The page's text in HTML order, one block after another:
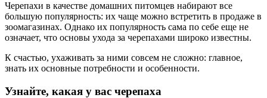
Черепахи в качестве домашних питомцев набирают все
большую популярность: их чаще можно встретить в продаже в
зоомагазинах. Однако их популярность сама по себе еще не
означает, что основы ухода за черепахами широко известны.
К счастью, ухаживать за ними совсем не сложно: главное,
знать их основные потребности и особенности.
Узнайте, какая у вас черепаха